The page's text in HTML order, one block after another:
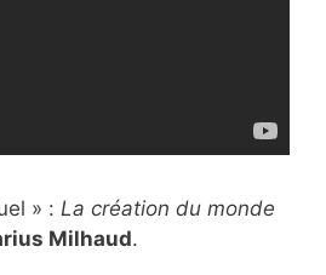
» : La création du monde
Milhaud.